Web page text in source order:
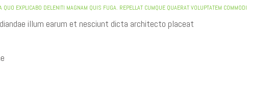
EXPLICABO DELENITI MAGNAM QUIS FUGA. REPELLAT CUMQUE QUAERAT VOLUPTATEM COMMODI